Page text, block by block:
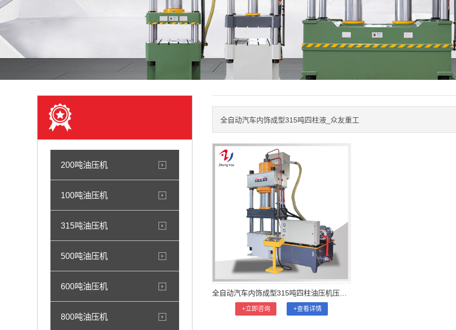
200吨油压机
100吨油压机
315吨油压机
500吨油压机
600吨油压机
800吨油压机
全自动汽车内饰成型315吨四柱液_众友重工
+立即咨询 +查看详情